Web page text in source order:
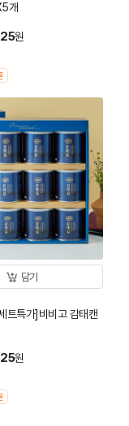
개
원
담기
트특가]비비고 감태캔
원